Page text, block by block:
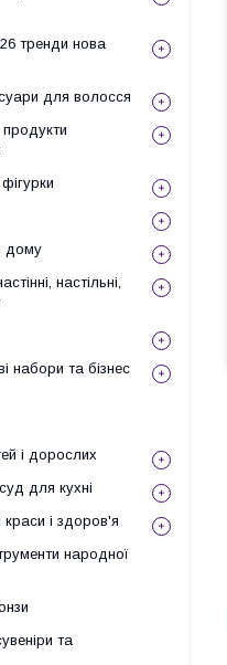
тренди нова
для волосся
дому
настільні,
набори та бізнес
і дорослих
для кухні
і здоров'я
народної
та